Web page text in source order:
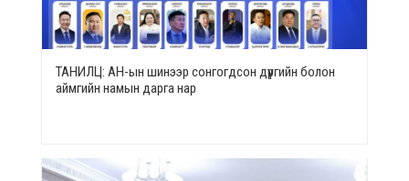
ТАНИЛЦ: АН-ын шинээр сонгогдсон дүүргийн болон
аймгийн намын дарга нар